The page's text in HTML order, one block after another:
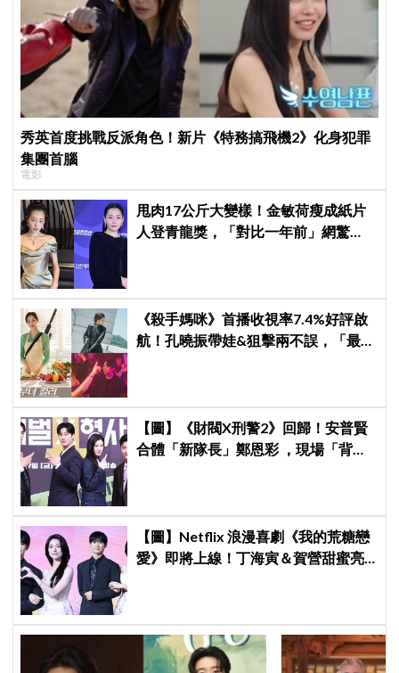
秀英首度挑戰反派角色！新片《特務搞飛機2》化身犯罪
集團首腦
電影
甩肉17公斤大變樣！金敏荷瘦成紙片
人登青龍獎，「對比一年前」網驚
《殺手媽咪》首播收視率7.4%好評啟
航！孔曉振帶娃&狙擊兩不誤，「最狂
【圖】《財閥X刑警2》回歸！安普賢
合體「新隊長」鄭恩彩 ，現場「背靠
【圖】Netflix 浪漫喜劇《我的荒糖戀
愛》即將上線！丁海寅＆賀營甜蜜亮